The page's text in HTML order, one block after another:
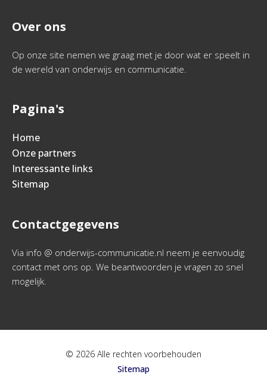
Over ons
Op onze site nemen we graag met je door wat er speelt in
de wereld van onderwijs en communicatie.
Pagina's
Home
Onze partners
Interessante links
Sitemap
Contactgegevens
Via info @ onderwijs-communicatie.nl neem je eenvoudig
contact met ons op. We beantwoorden je vragen zo snel
mogelijk.
© 2026 Alle rechten voorbehouden
Sitemap